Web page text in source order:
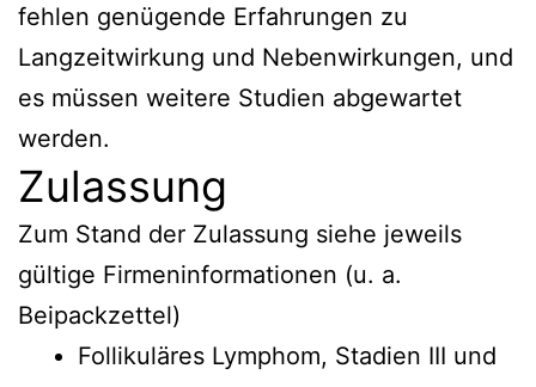
fehlen genügende Erfahrungen zu
Langzeitwirkung und Nebenwirkungen, und
es müssen weitere Studien abgewartet
werden.
Zulassung
Zum Stand der Zulassung siehe jeweils
gültige Firmeninformationen (u. a.
Beipackzettel)
Follikuläres Lymphom, Stadien III und